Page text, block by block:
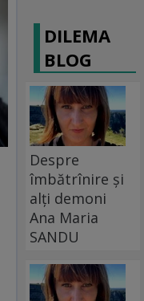
DILEMA
BLOG
Despre
îmbătrînire și
alți demoni
Ana Maria
SANDU